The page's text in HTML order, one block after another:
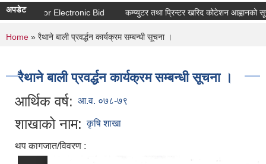
अपडेट for Electronic Bid कम्प्युटर तथा प्रिन्टर खरिद कोटेशन आह्वानको
You are here
Home » रैथाने बाली प्रवर्द्धन कार्यक्रम सम्बन्धी सूचना ।
रैथाने बाली प्रवर्द्धन कार्यक्रम सम्बन्धी सूचना ।
आर्थिक वर्ष: आ.व. ०७८-७९
शाखाको नाम: कृषि शाखा
थप कागजात/विवरण :